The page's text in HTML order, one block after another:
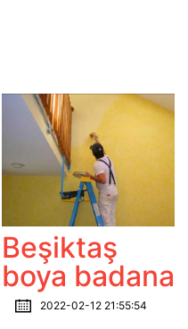
Beşiktaş
boya badana
2022-02-12 21:55:54